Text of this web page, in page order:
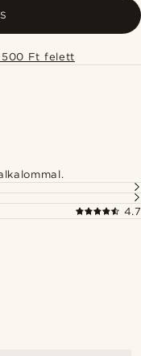
ingyenes 17 500 Ft felett
4.7